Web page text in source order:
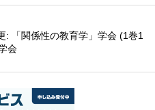
: 「関係性の教育学」学会 (1巻1
会